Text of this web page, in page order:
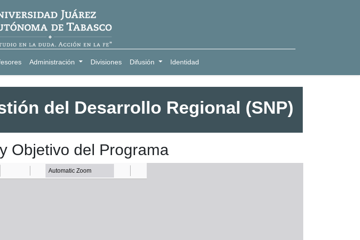
Administración Divisiones Difusión Identidad
del Desarrollo Regional (SNP)
Objetivo del Programa